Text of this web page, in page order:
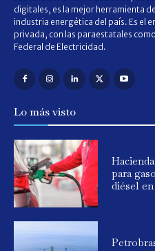
digitales, es la mejor herramienta
industria energética del país. Es el
privada, con las paraestatales
Federal de Electricidad.
Lo más visto
para
diésel